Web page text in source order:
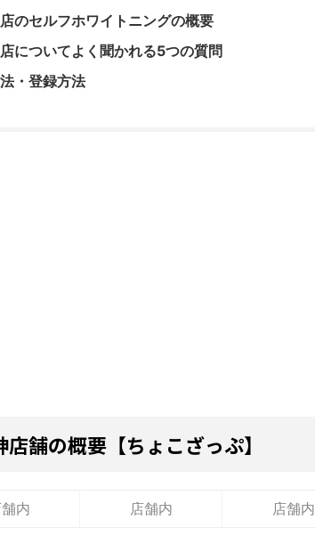
のセルフホワイトニングの概要
についてよく聞かれる5つの質問
・登録方法
舗の概要【ちょこざっぷ】
内 店舗内 店舗内